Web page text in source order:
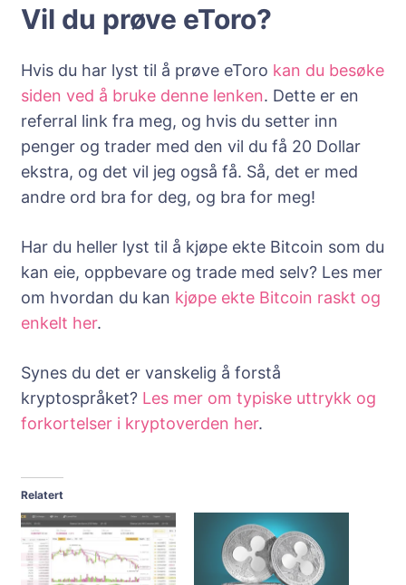
Vil du prøve eToro?
Hvis du har lyst til å prøve eToro kan du besøke
siden ved å bruke denne lenken. Dette er en
referral link fra meg, og hvis du setter inn
penger og trader med den vil du få 20 Dollar
ekstra, og det vil jeg også få. Så, det er med
andre ord bra for deg, og bra for meg!
Har du heller lyst til å kjøpe ekte Bitcoin som du
kan eie, oppbevare og trade med selv? Les mer
om hvordan du kan kjøpe ekte Bitcoin raskt og
enkelt her.
Synes du det er vanskelig å forstå
kryptospråket? Les mer om typiske uttrykk og
forkortelser i kryptoverden her.
Relatert